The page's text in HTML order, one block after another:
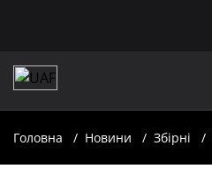
Головна Новини Збірні